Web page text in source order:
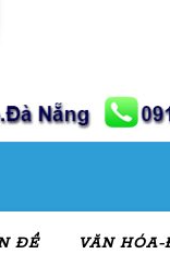
ĐỀ VĂN HÓA-